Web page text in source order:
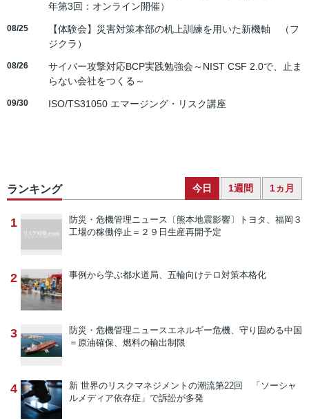
年第3回：オンライン開催）
08/25
【体験会】災害対策本部の机上訓練を用いた新機軸 （フ
ジクラ）
08/26
サイバー攻撃対応BCP実践勉強会～NIST CSF 2.0で、止ま
らない会社をつくる～
09/30 ISO/TS31050 エマージング・リスク講座
ランキング 今日 1週間 1ヵ月
1 防災・危機管理ニュース 〔熊本地震影響〕トヨタ、福岡３
工場の稼働停止＝２９日生産再開予定
2 事例から学ぶ都水道局、五輪向けテロ対策本格化
3 防災・危機管理ニュースエネルギー危機、守り固める中国
＝原油確保、燃料の輸出制限
4 新 世界のリスクマネジメントの潮流第22回 「ソーシャ
ルメディア依存症」で訴訟が多発